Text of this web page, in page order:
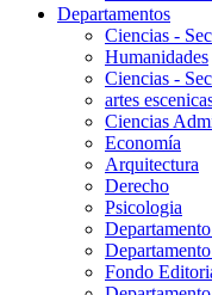
Departamentos
Ciencias -
Humanidades
Ciencias -
artes
Ciencias
Economía
Arquitectura
Derecho
Psicologia
Fondo